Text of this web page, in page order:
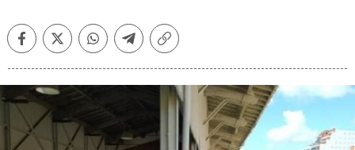
FacebookTwitterWhatsappTelegramCopiar